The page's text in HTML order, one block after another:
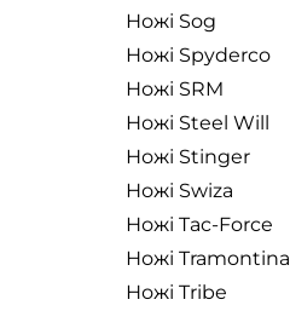
Ножі Sog
Ножі Spyderco
Ножі SRM
Ножі Steel Will
Ножі Stinger
Ножі Swiza
Ножі Tac-Force
Ножі Tramontina
Ножі Tribe